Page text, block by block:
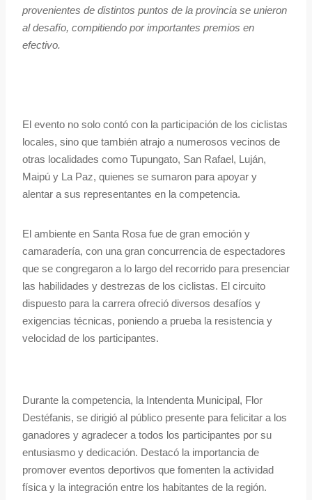
provenientes de distintos puntos de la provincia se unieron
al desafío, compitiendo por importantes premios en
efectivo.
El evento no solo contó con la participación de los ciclistas
locales, sino que también atrajo a numerosos vecinos de
otras localidades como Tupungato, San Rafael, Luján,
Maipú y La Paz, quienes se sumaron para apoyar y
alentar a sus representantes en la competencia.
El ambiente en Santa Rosa fue de gran emoción y
camaradería, con una gran concurrencia de espectadores
que se congregaron a lo largo del recorrido para presenciar
las habilidades y destrezas de los ciclistas. El circuito
dispuesto para la carrera ofreció diversos desafíos y
exigencias técnicas, poniendo a prueba la resistencia y
velocidad de los participantes.
Durante la competencia, la Intendenta Municipal, Flor
Destéfanis, se dirigió al público presente para felicitar a los
ganadores y agradecer a todos los participantes por su
entusiasmo y dedicación. Destacó la importancia de
promover eventos deportivos que fomenten la actividad
física y la integración entre los habitantes de la región.